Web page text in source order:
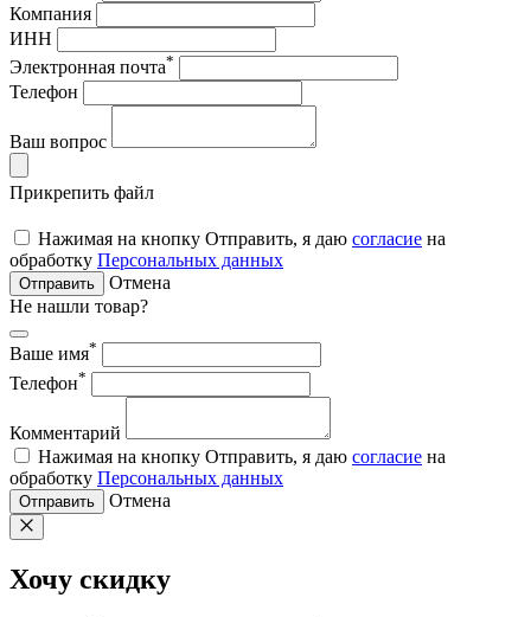
Компания
ИНН
Электронная почта*
Телефон
Ваш вопрос
Прикрепить файл
Нажимая на кнопку Отправить, я даю согласие на
обработку Персональных данных
Отправить
Отмена
Не нашли товар?
Ваше имя*
Телефон*
Комментарий
Нажимая на кнопку Отправить, я даю согласие на
обработку Персональных данных
Отправить Отмена
Хочу скидку